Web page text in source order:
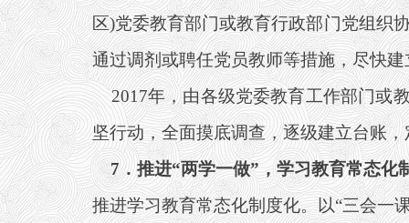
区)党委教育部门或教育行政部门党组织
通过调剂或聘任党员教师等措施，尽快
2017年，由各级党委教育工作部门或
坚行动，全面摸底调查，逐级建立台账
7．推进“两学一做”，学习教育常态化
推进学习教育常态化制度化。以“三会一